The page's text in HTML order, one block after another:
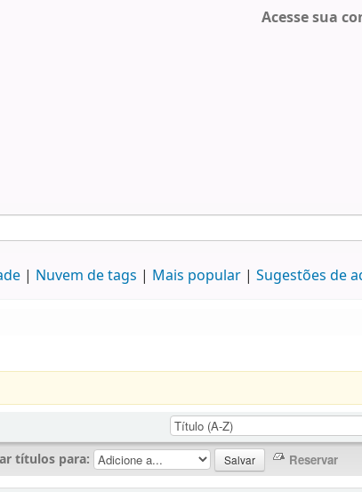
Acesse sua
Nuvem de tags Mais popular Sugestões de
títulos para: